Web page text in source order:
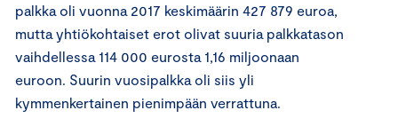
palkka oli vuonna 2017 keskimäärin 427 879 euroa,
mutta yhtiökohtaiset erot olivat suuria palkkatason
vaihdellessa 114 000 eurosta 1,16 miljoonaan
euroon. Suurin vuosipalkka oli siis yli
kymmenkertainen pienimpään verrattuna.